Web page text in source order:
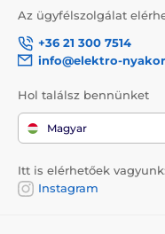
Az ügyfélszolgálat
+36 21 300 7514
info@elektro-
Hol találsz bennünket
Magyar
Itt is elérhetőek
Instagram